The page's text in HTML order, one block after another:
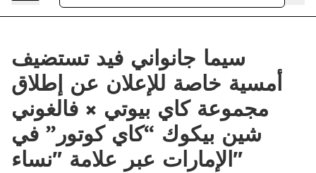
سيما جانواني فيد تستضيف
أمسية خاصة للإعلان عن إطلاق
مجموعة كاي بيوتي × فالغوني
شين بيكوك “كاي كوتور” في
الإمارات عبر علامة "نساء"